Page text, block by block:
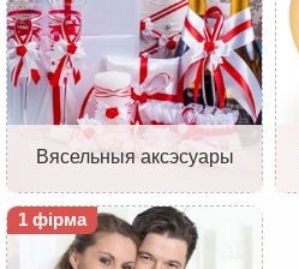
Вясельныя аксэсуары
1 фірма